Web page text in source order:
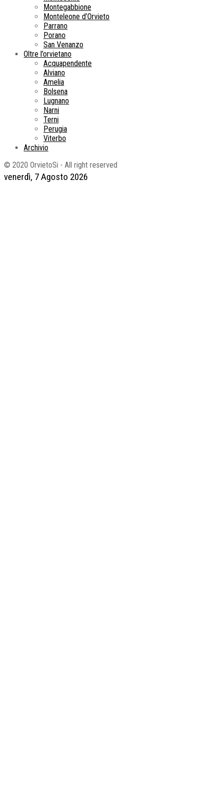
venerdì, 7 Agosto 2026
Montegabbione
Monteleone d’Orvieto
Parrano
Porano
San Venanzo
Oltre l’orvietano
Acquapendente
Alviano
Amelia
Bolsena
Lugnano
Narni
Terni
Perugia
Viterbo
Archivio
© 2020 OrvietoSi - All right reserved